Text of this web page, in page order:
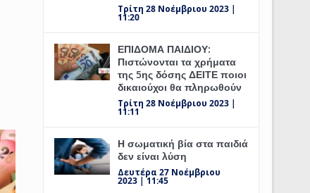
Τρίτη 28 Νοέμβριου 2023 |
11:20
ΕΠΙΔΟΜΑ ΠΑΙΔΙΟΥ:
Πιστώνονται τα χρήματα
της 5ης δόσης ΔΕΙΤΕ ποιοι
δικαιούχοι θα πληρωθούν
Τρίτη 28 Νοέμβριου 2023 |
11:11
Η σωματική βία στα παιδιά
δεν είναι λύση
Δευτέρα 27 Νοέμβριου
2023 | 11:45